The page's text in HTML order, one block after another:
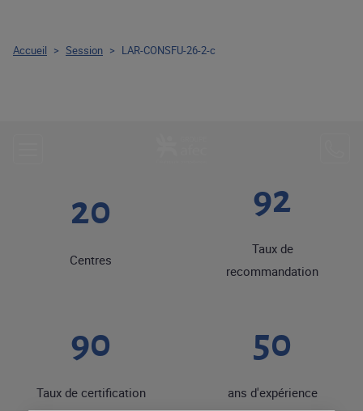
20
Centres
92
Taux de
recommandation
90
Taux de certification
50
ans d'expérience
Accueil > Session > LAR-CONSFU-26-2-c